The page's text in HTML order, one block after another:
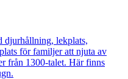
djurhållning, lekplats,
för familjer att njuta av
från 1300-talet. Här finns